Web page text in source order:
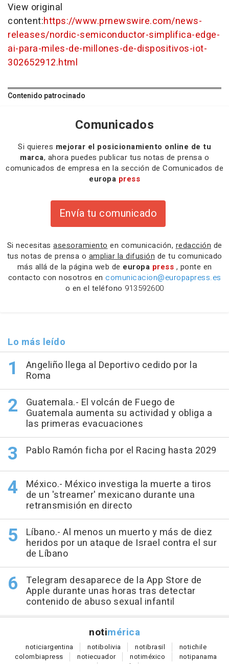
View original
content:https://www.prnewswire.com/news-
releases/nordic-semiconductor-simplifica-edge-
ai-para-miles-de-millones-de-dispositivos-iot-
302652912.html
Contenido patrocinado
Comunicados
Si quieres mejorar el posicionamiento online de tu
marca, ahora puedes publicar tus notas de prensa o
comunicados de empresa en la sección de Comunicados de
europa press
Envía tu comunicado
Si necesitas asesoramiento en comunicación, redacción de
tus notas de prensa o ampliar la difusión de tu comunicado
más allá de la página web de europa press , ponte en
contacto con nosotros en comunicacion@europapress.es
o en el teléfono 913592600
Lo más leído
Angeliño llega al Deportivo cedido por la
Roma
Guatemala.- El volcán de Fuego de
Guatemala aumenta su actividad y obliga a
las primeras evacuaciones
Pablo Ramón ficha por el Racing hasta 2029
México.- México investiga la muerte a tiros
de un 'streamer' mexicano durante una
retransmisión en directo
Líbano.- Al menos un muerto y más de diez
heridos por un ataque de Israel contra el sur
de Líbano
Telegram desaparece de la App Store de
Apple durante unas horas tras detectar
contenido de abuso sexual infantil
notimérica
noticiargentina notibolivia notibrasil notichile
colombiapress notiecuador notiméxico notipanama